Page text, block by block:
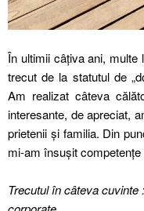
În ultimii câțiva ani,
trecut de la statutul de
Am realizat câteva
interesante, de apreciat,
prietenii și familia. Din
mi-am însușit competențe
Trecutul în câteva